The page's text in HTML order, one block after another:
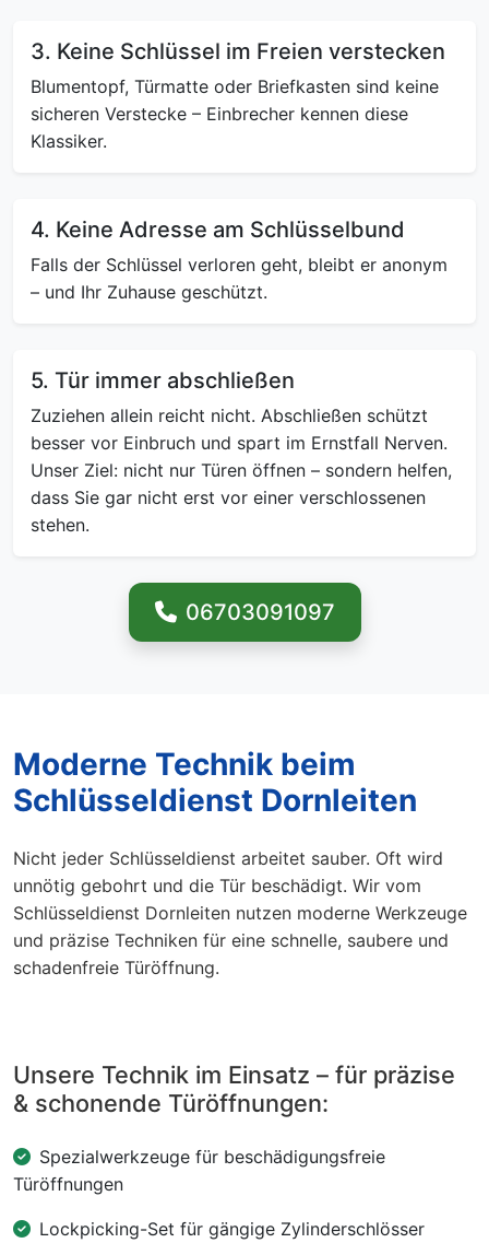
3. Keine Schlüssel im Freien verstecken
Blumentopf, Türmatte oder Briefkasten sind keine
sicheren Verstecke – Einbrecher kennen diese
Klassiker.
4. Keine Adresse am Schlüsselbund
Falls der Schlüssel verloren geht, bleibt er anonym
– und Ihr Zuhause geschützt.
5. Tür immer abschließen
Zuziehen allein reicht nicht. Abschließen schützt
besser vor Einbruch und spart im Ernstfall Nerven.
Unser Ziel: nicht nur Türen öffnen – sondern helfen,
dass Sie gar nicht erst vor einer verschlossenen
stehen.
06703091097
Moderne Technik beim
Schlüsseldienst Dornleiten
Nicht jeder Schlüsseldienst arbeitet sauber. Oft wird
unnötig gebohrt und die Tür beschädigt. Wir vom
Schlüsseldienst Dornleiten nutzen moderne Werkzeuge
und präzise Techniken für eine schnelle, saubere und
schadenfreie Türöffnung.
Unsere Technik im Einsatz – für präzise
& schonende Türöffnungen:
Spezialwerkzeuge für beschädigungsfreie
Türöffnungen
Lockpicking-Set für gängige Zylinderschlösser